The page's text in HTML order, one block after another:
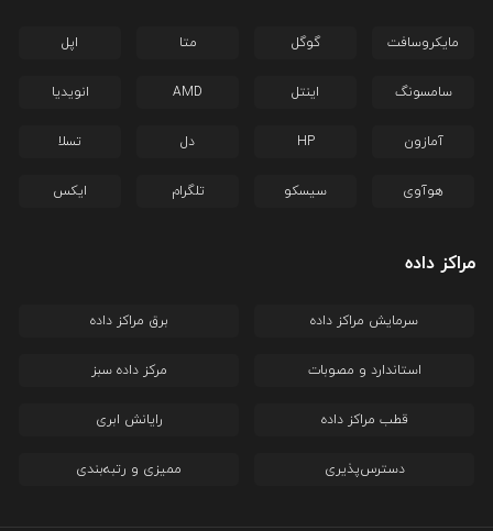
مایکروسافت گوگل متا اپل
سامسونگ اینتل AMD انویدیا
آمازون HP دل تسلا
هوآوی سیسکو تلگرام ایکس
مراکز داده
سرمایش مراکز داده برق مراکز داده
استاندارد و مصوبات مرکز داده سبز
قطب مراکز داده رایانش ابری
دسترس‌پذیری ممیزی و رتبه‌بندی